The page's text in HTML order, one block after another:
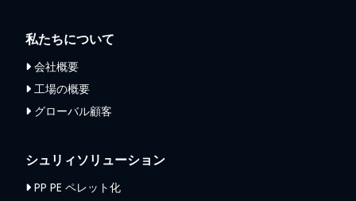
私たちについて
会社概要
工場の概要
グローバル顧客
シュリィソリューション
PP PE ペレット化